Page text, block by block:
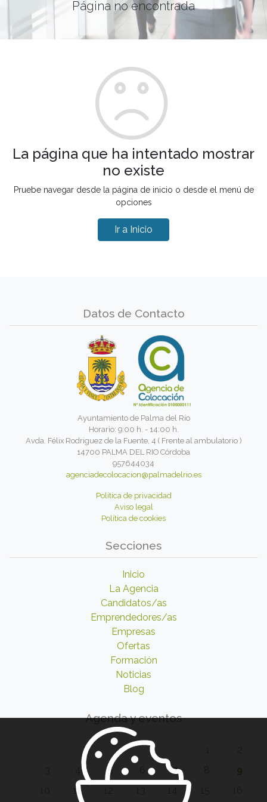
Página no encontrada
La página que ha intentado mostrar
no existe
Pruebe navegar desde la página de inicio o desde el menú de
opciones
Ir a Inicio
Datos de Contacto
Ayuntamiento de Palma del Río
Horario: 9:00 h. - 14:00 h.
Avda. Félix Rodriguez de la Fuente, 4 ( Frente al ambulatorio )
14700 PALMA DEL RIO Córdoba
957644034
agenciadecolocacion@palmadelrio.es
Política de privacidad
Aviso legal
Política de cookies
Secciones
Inicio
La Agencia
Candidatos/as
Emprendedores/as
Empresas
Ofertas
Formación
Noticias
Blog
Agenda y eventos
5 7
9
11